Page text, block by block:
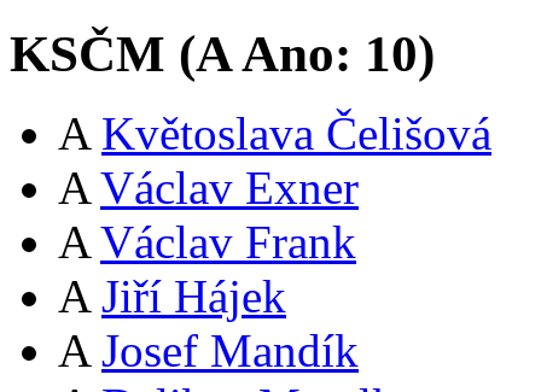
KSČM (AAno: 10)
A Květoslava Čelišová
A Václav Exner
A Václav Frank
A Jiří Hájek
A Josef Mandík